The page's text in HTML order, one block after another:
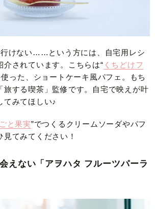
けない……という方には、自宅用レシ
介されています。こちらは“ くちどけフ
使った、ショートケーキ風パフェ。もち
旅する喫茶」監修です。自宅で映えが叶
てみてほしい♪
と果実”でつくるクリームソーダやパフ
見てみてください！
えない「アヲハタ フルーツパーラ